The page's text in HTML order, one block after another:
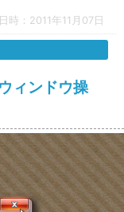
時：2011年11月07日
ィンドウ操